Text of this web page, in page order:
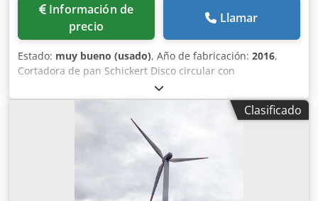
Información de
precio
Llamar
Estado: muy bueno (usado), Año de fabricación: 2016,
Cortadora de pan Schickert Disco circular con
recubrimiento de teflón Laterales extra largos para 2
panes o uno largo de 70 cm Fabricada en acero inoxidable
con ruedas Certificada según DGUV V3 Conexión de 400 V,
0,75 kW, enchufe CEE de 16 A Máquina usada, limpiada y
revisada Sin mesa de acero inoxidable, o con un precio
adicional, si se desea. Lista para usar inmediatamente
Dodpfx Aoghwi Dsh Rock Reacondicionada Conexión de 16
Clasificado